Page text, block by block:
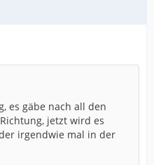
es gäbe nach all den
jetzt wird es
irgendwie mal in der